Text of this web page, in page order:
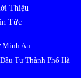
Thiệu
Tức
Minh An
Tư Thành Phố Hà